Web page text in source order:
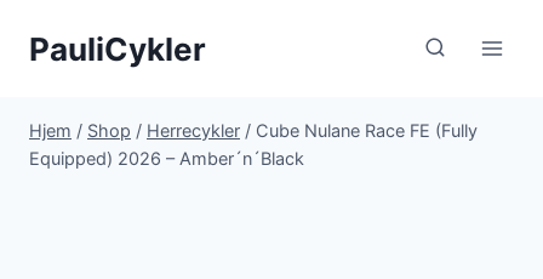
PauliCykler
Hjem / Shop / Herrecykler / Cube Nulane Race FE (Fully
Equipped) 2026 – Amber´n´Black